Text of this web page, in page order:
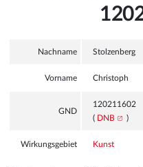
Nachname Stolzenberg
Vorname Christoph
GND
120211602
( DNB )
Wirkungsgebiet Kunst